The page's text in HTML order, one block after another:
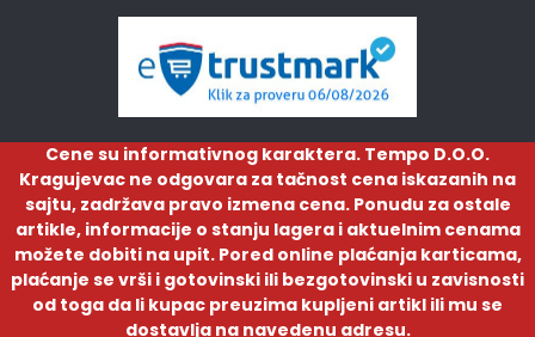
Cene su informativnog karaktera. Tempo D.O.O.
Kragujevac ne odgovara za tačnost cena iskazanih na
sajtu, zadržava pravo izmena cena. Ponudu za ostale
artikle, informacije o stanju lagera i aktuelnim cenama
možete dobiti na upit. Pored online plaćanja karticama,
plaćanje se vrši i gotovinski ili bezgotovinski u zavisnosti
od toga da li kupac preuzima kupljeni artikl ili mu se
dostavlja na navedenu adresu.